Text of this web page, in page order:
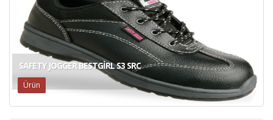
SAFETY JOGGER BESTGIRL S3 SRC
Ürün